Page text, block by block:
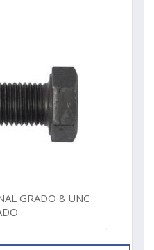
GRADO 8 UNC